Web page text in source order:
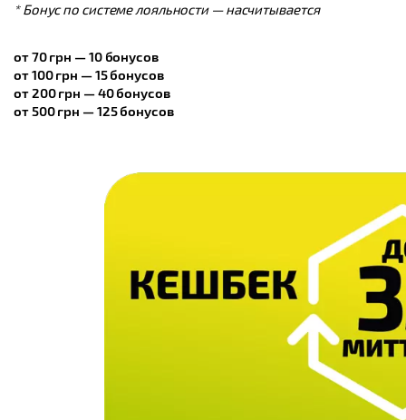
* Бонус по системе лояльности — насчитывается
от 70 грн — 10 бонусов
от 100 грн — 15 бонусов
от 200 грн — 40 бонусов
от 500 грн — 125 бонусов